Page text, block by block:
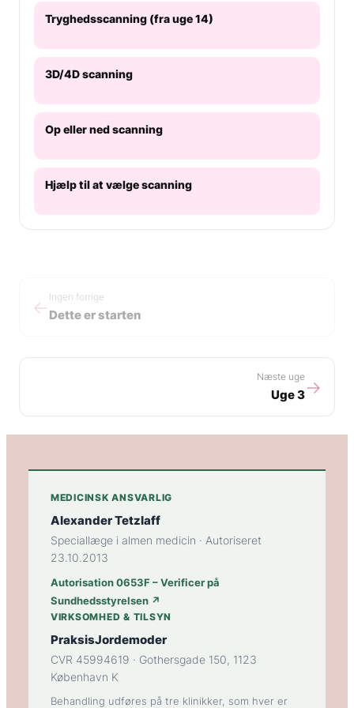
Tryghedsscanning (fra uge 14)
3D/4D scanning
Op eller ned scanning
Hjælp til at vælge scanning
← Ingen forrige
Dette er starten
Næste uge
Uge 3→
MEDICINSK ANSVARLIG
Alexander Tetzlaff
Speciallæge i almen medicin · Autoriseret
23.10.2013
Autorisation 0653F – Verificer på
Sundhedsstyrelsen ↗
VIRKSOMHED & TILSYN
PraksisJordemoder
CVR 45994619 · Gothersgade 150, 1123
København K
Behandling udføres på tre klinikker, som hver er